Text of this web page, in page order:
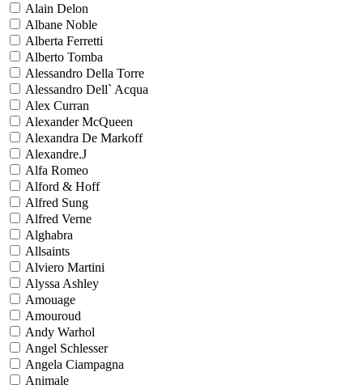
Alain Delon
Albane Noble
Alberta Ferretti
Alberto Tomba
Alessandro Della Torre
Alessandro Dell` Acqua
Alex Curran
Alexander McQueen
Alexandra De Markoff
Alexandre.J
Alfa Romeo
Alford & Hoff
Alfred Sung
Alfred Verne
Alghabra
Allsaints
Alviero Martini
Alyssa Ashley
Amouage
Amouroud
Andy Warhol
Angel Schlesser
Angela Ciampagna
Animale